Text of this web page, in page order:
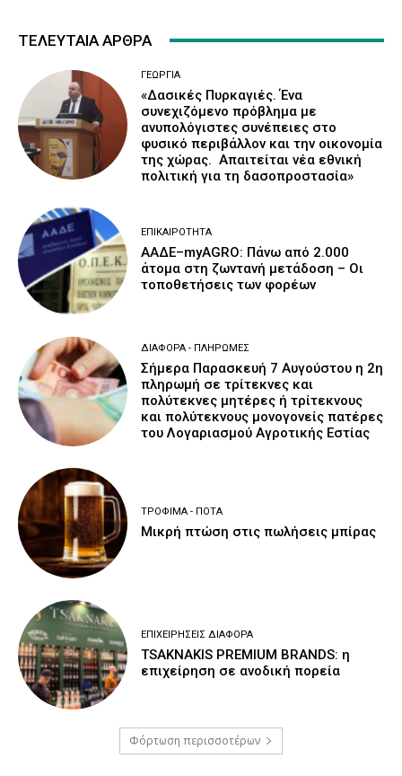
ΤΕΛΕΥΤΑΙΑ ΑΡΘΡΑ
ΓΕΩΡΓΊΑ
«Δασικές Πυρκαγιές. Ένα
συνεχιζόμενο πρόβλημα με
ανυπολόγιστες συνέπειες στο
φυσικό περιβάλλον και την οικονομία
της χώρας. Απαιτείται νέα εθνική
πολιτική για τη δασοπροστασία»
ΕΠΙΚΑΙΡΌΤΗΤΑ
ΑΑΔΕ–myAGRO: Πάνω από 2.000
άτομα στη ζωντανή μετάδοση – Οι
τοποθετήσεις των φορέων
ΔΙΆΦΟΡΑ - ΠΛΗΡΩΜΈΣ
Σήμερα Παρασκευή 7 Αυγούστου η 2η
πληρωμή σε τρίτεκνες και
πολύτεκνες μητέρες ή τρίτεκνους
και πολύτεκνους μονογονείς πατέρες
του Λογαριασμού Αγροτικής Εστίας
ΤΡΌΦΙΜΑ - ΠΟΤΆ
Μικρή πτώση στις πωλήσεις μπίρας
ΕΠΙΧΕΙΡΉΣΕΙΣ ΔΙΆΦΟΡΑ
TSAKNAKIS PREMIUM BRANDS: η
επιχείρηση σε ανοδική πορεία
Φόρτωση περισσοτέρων